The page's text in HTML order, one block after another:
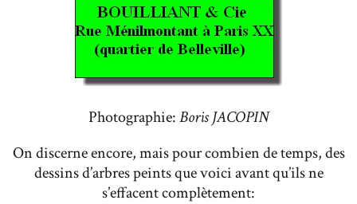
Photographie:Boris JACOPIN
On discerne encore, mais pour combien de temps, des
dessins d’arbres peints que voici avant qu’ils ne
s’effacent complètement: